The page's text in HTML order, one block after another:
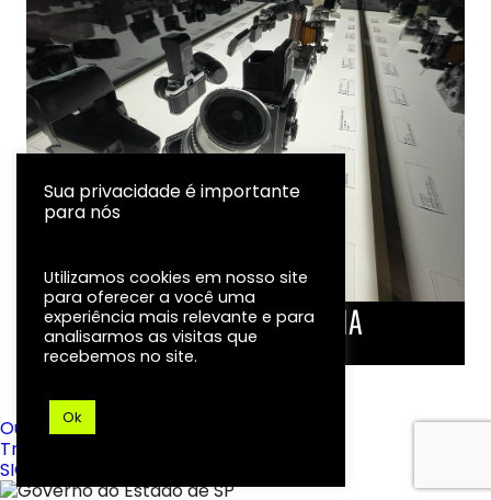
LINHA DO TEMPO DA FOTOGRAFIA
EXPOSIÇÃO
Ouvidoria
Transparência
SIC
Sua privacidade é importante
para nós
Utilizamos cookies em nosso site
para oferecer a você uma
experiência mais relevante e para
analisarmos as visitas que
recebemos no site.
Ok